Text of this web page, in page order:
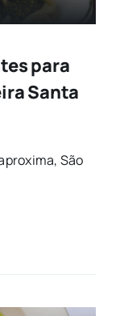
para
Santa
São